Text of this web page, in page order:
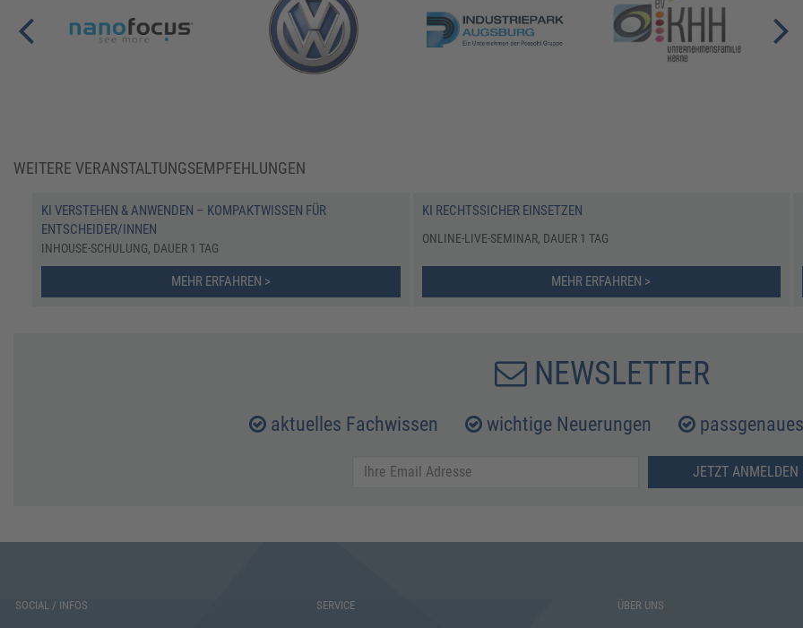
WEITERE VERANSTALTUNGSEMPFEHLUNGEN
KI VERSTEHEN & ANWENDEN – KOMPAKTWISSEN FÜR
ENTSCHEIDER/INNEN
INHOUSE-SCHULUNG, DAUER 1 TAG
MEHR ERFAHREN >
KI RECHTSSICHER EINSETZEN
ONLINE-LIVE-SEMINAR, DAUER 1 TAG
MEHR ERFAHREN >
NEWSLETTER
aktuelles Fachwissen wichtige Neuerungen
JETZT ANMELDEN
SOCIAL / INFOS SERVICE ÜBER UNS